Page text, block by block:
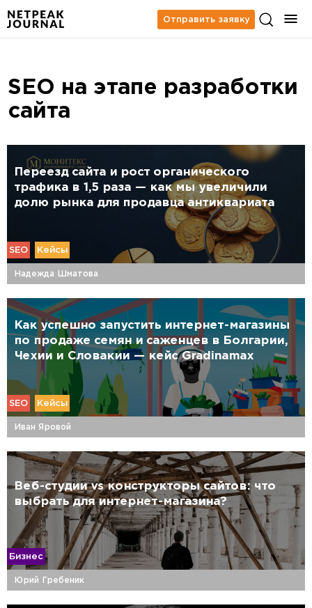
Отправить заявку
SEO на этапе разработки
сайта
Переезд сайта и рост органического
трафика в 1,5 раза — как мы увеличили
долю рынка для продавца антиквариата
SEO Кейсы
Надежда Шматова
Как успешно запустить интернет-магазины
по продаже семян и саженцев в Болгарии,
Чехии и Словакии — кейс Gradinamax
SEO Кейсы
Иван Яровой
Веб-студии vs конструкторы сайтов: что
выбрать для интернет-магазина?
Бизнес
Юрий Гребеник